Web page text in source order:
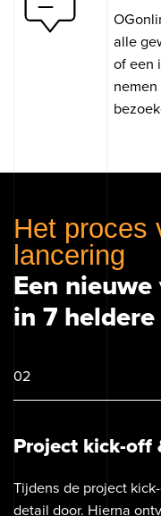
alle
of een
Het proces
lancering
Een
in 7
02
Project kick-off
Tijdens de project
detail door. Hierna